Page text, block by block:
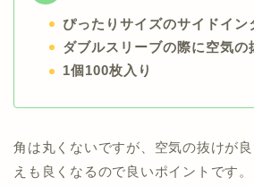
ぴったりサイズのサイドイン
ダブルスリーブの際に空気の
1個100枚入り
角は丸くないですが、空気の抜けが
えも良くなるので良いポイントです。